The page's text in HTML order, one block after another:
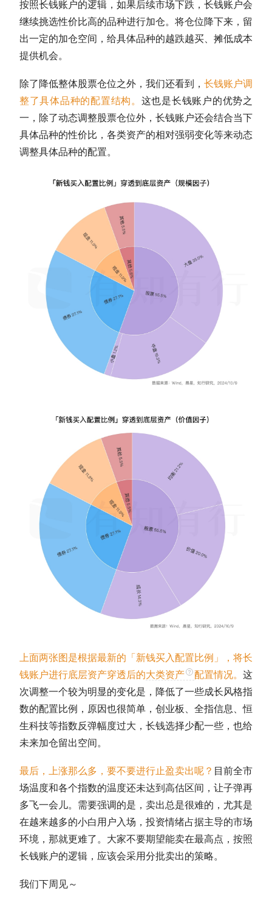
按照长钱账户的逻辑，如果后续市场下跌，长钱账户会
继续挑选性价比高的品种进行加仓。将仓位降下来，留
出一定的加仓空间，给具体品种的越跌越买、摊低成本
提供机会。
除了降低整体股票仓位之外，我们还看到， 长钱账户调
整了具体品种的配置结构。 这也是长钱账户的优势之
一，除了动态调整股票仓位外，长钱账户还会结合当下
具体品种的性价比，各类资产的相对强弱变化等来动态
调整具体品种的配置。
上面两张图是根据最新的「新钱买入配置比例」，将长
钱账户进行底层资产穿透后的大类资产 配置情况。 这
次调整一个较为明显的变化是，降低了一些成长风格指
数的配置比例，原因也很简单，创业板、 全指信息
、恒
生科技等指数反弹幅度过大，长钱选择少配一些，也给
未来加仓留出空间。
最后，上涨那么多，要不要进行止盈卖出呢？ 目前全市
场温度和各个指数的温度还未达到高估区间，让子弹再
多飞一会儿。需要强调的是，卖出总是很难的，尤其是
在越来越多的小白用户入场，投资情绪占据主导的市场
环境，那就更难了。大家不要期望能卖在最高点，按照
长钱账户的逻辑，应该会采用分批卖出的策略。
我们下周见～